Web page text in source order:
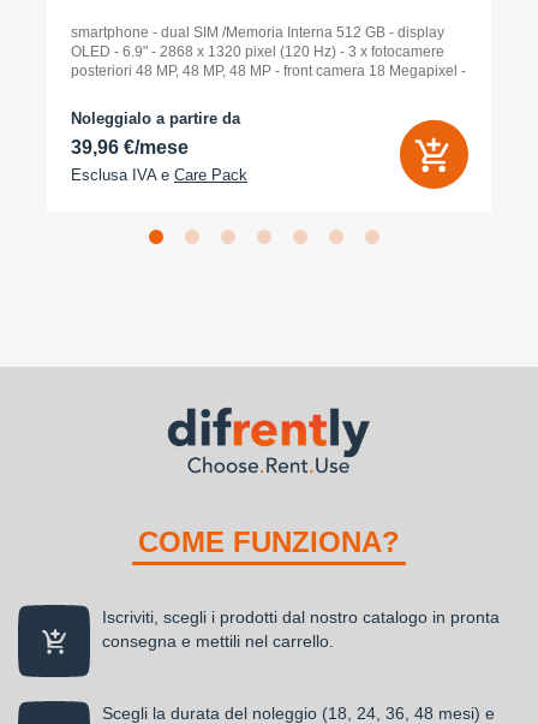
smartphone - dual SIM /Memoria Interna 512 GB - display
OLED - 6.9" - 2868 x 1320 pixel (120 Hz) - 3 x fotocamere
posteriori 48 MP, 48 MP, 48 MP - front camera 18 Megapixel -
Noleggialo a partire da
39,96 €/mese
Esclusa IVA e Care Pack
COME FUNZIONA?
Iscriviti, scegli i prodotti dal nostro catalogo in pronta
consegna e mettili nel carrello.
Scegli la durata del noleggio (18, 24, 36, 48 mesi) e